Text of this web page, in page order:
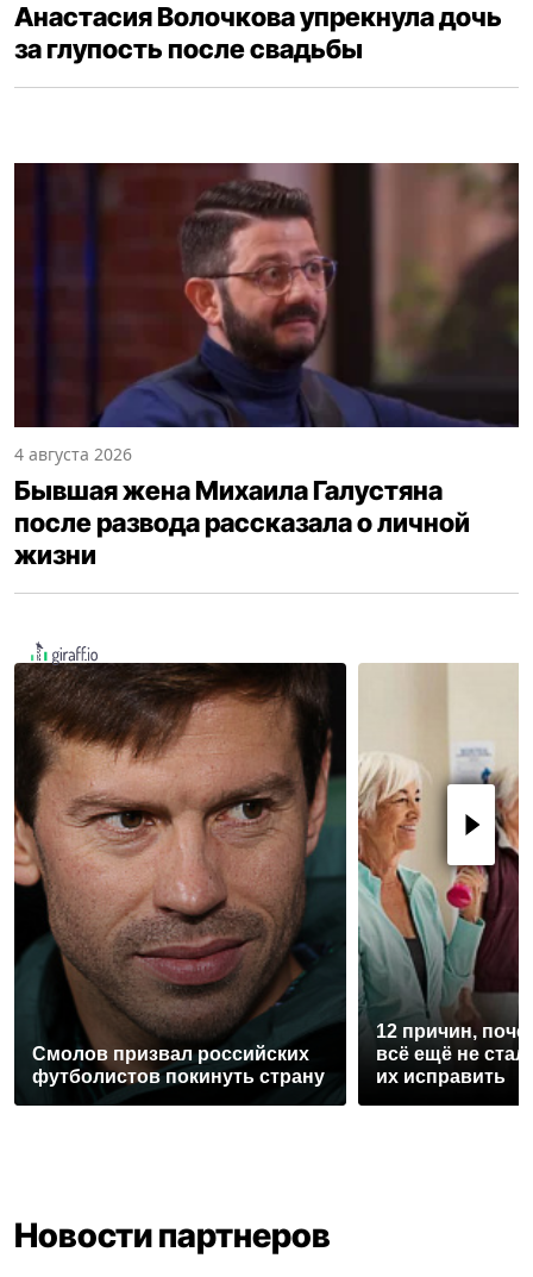
Анастасия Волочкова упрекнула дочь
за глупость после свадьбы
4 августа 2026
Бывшая жена Михаила Галустяна
после развода рассказала о личной
жизни
Смолов призвал российских
футболистов покинуть страну
12 причин,
всё ещё не
их исправить
Новости партнеров